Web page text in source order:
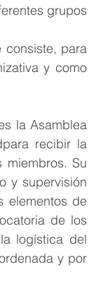
grupos
consiste, para
y como
la Asamblea
recibir la
Su
y supervisión
elementos de
de los
logística del
y por